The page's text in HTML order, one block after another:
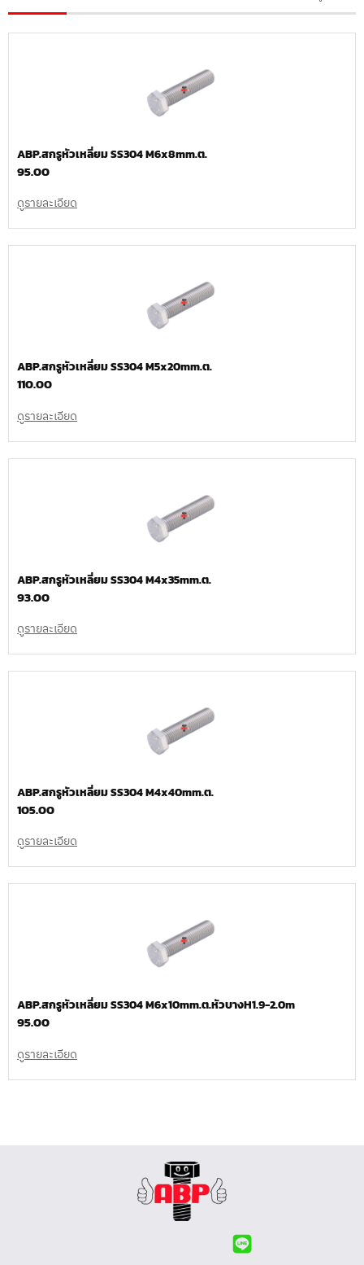
ABP.สกรูหัวเหลี่ยม SS304 M6x8mm.ต.
95.00
ดูรายละเอียด
ABP.สกรูหัวเหลี่ยม SS304 M5x20mm.ต.
110.00
ดูรายละเอียด
ABP.สกรูหัวเหลี่ยม SS304 M4x35mm.ต.
93.00
ดูรายละเอียด
ABP.สกรูหัวเหลี่ยม SS304 M4x40mm.ต.
105.00
ดูรายละเอียด
ABP.สกรูหัวเหลี่ยม SS304 M6x10mm.ต.หัวบางH1.9-2.0m
95.00
ดูรายละเอียด